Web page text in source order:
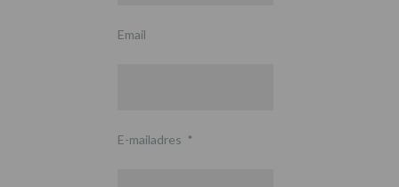
Email
E-mailadres *